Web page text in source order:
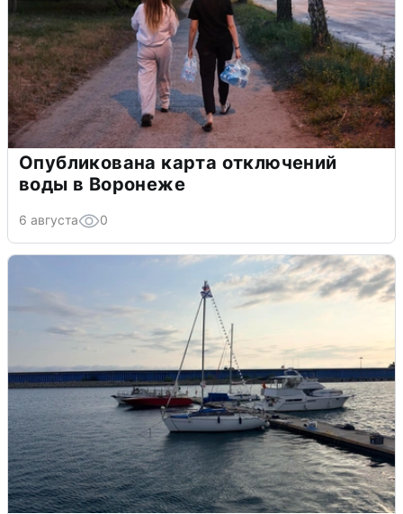
Опубликована карта отключений
воды в Воронеже
6 августа 0